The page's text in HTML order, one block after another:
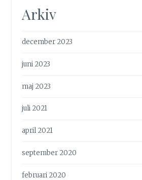
Arkiv
december 2023
juni 2023
maj 2023
juli 2021
april 2021
september 2020
februari 2020